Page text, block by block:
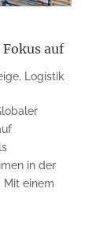
auf
, Logistik
in der
Mit einem